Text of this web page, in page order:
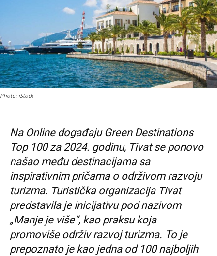
Photo: iStock
Na Online događaju Green Destinations
Top 100 za 2024. godinu, Tivat se ponovo
našao među destinacijama sa
inspirativnim pričama o održivom razvoju
turizma. Turistička organizacija Tivat
predstavila je inicijativu pod nazivom
„Manje je više“, kao praksu koja
promoviše održiv razvoj turizma. To je
prepoznato je kao jedna od 100 najboljih